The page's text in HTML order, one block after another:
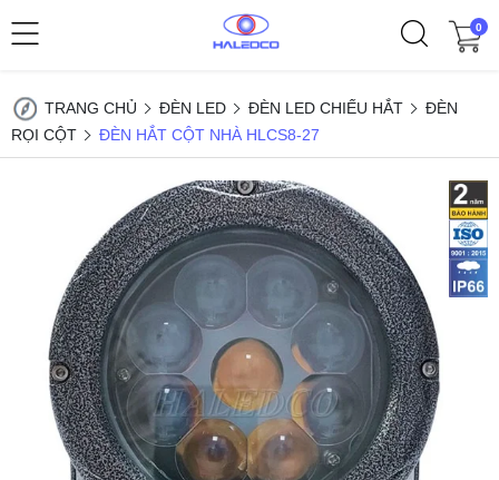
0
TRANG CHỦ ĐÈN LED ĐÈN LED CHIẾU HẮT
ĐÈN
RỌI CỘT
ĐÈN HẮT CỘT NHÀ HLCS8-27